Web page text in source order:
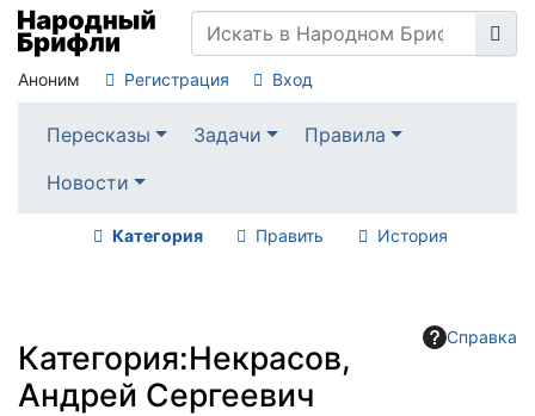
Аноним Регистрация Вход
Пересказы Задачи
Правила
Новости
Категория Править История
Справка
Категория:Некрасов,
Андрей Сергеевич